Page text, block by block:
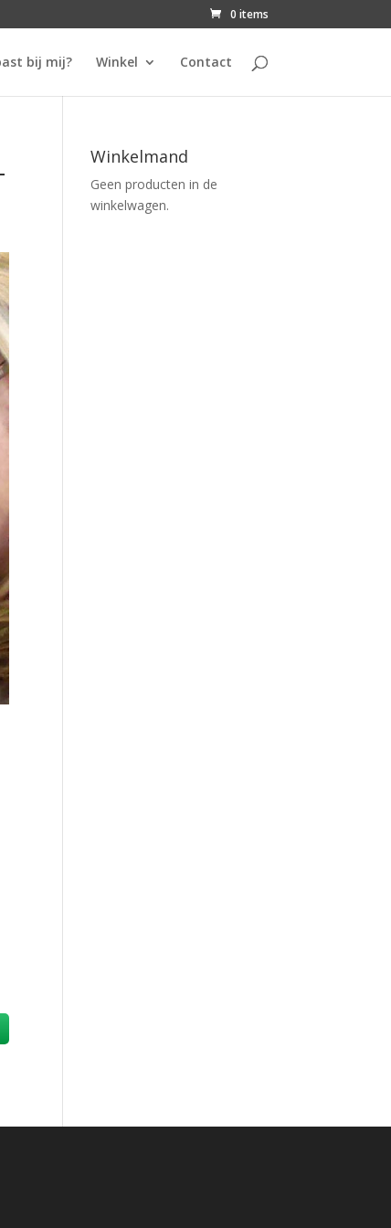
0 items
bij mij? Winkel Contact
Winkelmand
Geen producten in de
winkelwagen.